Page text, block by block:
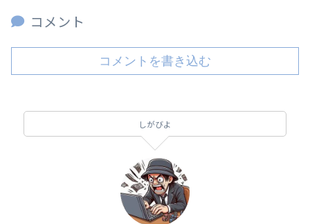
コメント
コメントを書き込む
しがびよ